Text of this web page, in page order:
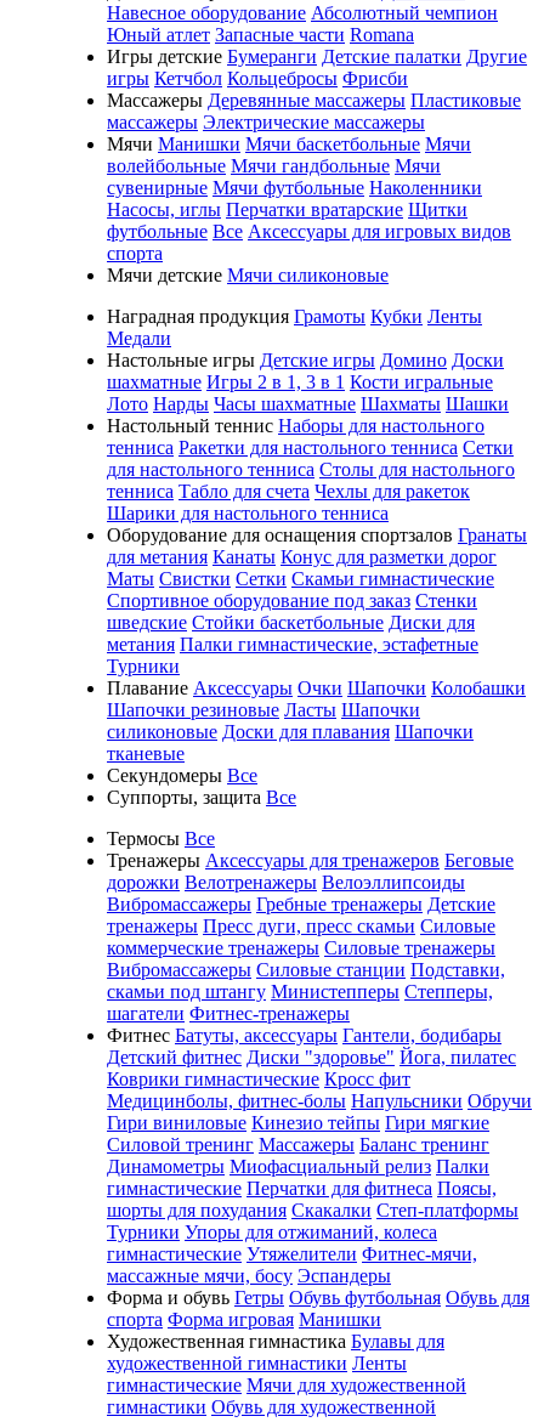
Навесное оборудование Абсолютный чемпион
Юный атлет Запасные части Romana
Игры детские Бумеранги Детские палатки Другие
игры Кетчбол Кольцебросы Фрисби
Массажеры Деревянные массажеры Пластиковые
массажеры Электрические массажеры
Мячи Манишки Мячи баскетбольные Мячи
волейбольные Мячи гандбольные Мячи
сувенирные Мячи футбольные Наколенники
Насосы, иглы Перчатки вратарские Щитки
футбольные Все Аксессуары для игровых видов
спорта
Мячи детские Мячи силиконовые
Наградная продукция Грамоты Кубки Ленты
Медали
Настольные игры Детские игры Домино Доски
шахматные Игры 2 в 1, 3 в 1 Кости игральные
Лото Нарды Часы шахматные Шахматы Шашки
Настольный теннис Наборы для настольного
тенниса Ракетки для настольного тенниса Сетки
для настольного тенниса Столы для настольного
тенниса Табло для счета Чехлы для ракеток
Шарики для настольного тенниса
Оборудование для оснащения спортзалов Гранаты
для метания Канаты Конус для разметки дорог
Маты Свистки Сетки Скамьи гимнастические
Спортивное оборудование под заказ Стенки
шведские Стойки баскетбольные Диски для
метания Палки гимнастические, эстафетные
Турники
Плавание Аксессуары Очки Шапочки Колобашки
Шапочки резиновые Ласты Шапочки
силиконовые Доски для плавания Шапочки
тканевые
Секундомеры Все
Суппорты, защита Все
Термосы Все
Тренажеры Аксессуары для тренажеров Беговые
дорожки Велотренажеры Велоэллипсоиды
Вибромассажеры Гребные тренажеры Детские
тренажеры Пресс дуги, пресс скамьи Силовые
коммерческие тренажеры Силовые тренажеры
Вибромассажеры Силовые станции Подставки,
скамьи под штангу Министепперы Степперы,
шагатели Фитнес-тренажеры
Фитнес Батуты, аксессуары Гантели, бодибары
Детский фитнес Диски "здоровье" Йога, пилатес
Коврики гимнастические Кросс фит
Медицинболы, фитнес-болы Напульсники Обручи
Гири виниловые Кинезио тейпы Гири мягкие
Силовой тренинг Массажеры Баланс тренинг
Динамометры Миофасциальный релиз Палки
гимнастические Перчатки для фитнеса Поясы,
шорты для похудания Скакалки Степ-платформы
Турники Упоры для отжиманий, колеса
гимнастические Утяжелители Фитнес-мячи,
массажные мячи, босу Эспандеры
Форма и обувь Гетры Обувь футбольная Обувь для
спорта Форма игровая Манишки
Художественная гимнастика Булавы для
художественной гимнастики Ленты
гимнастические Мячи для художественной
гимнастики Обувь для художественной